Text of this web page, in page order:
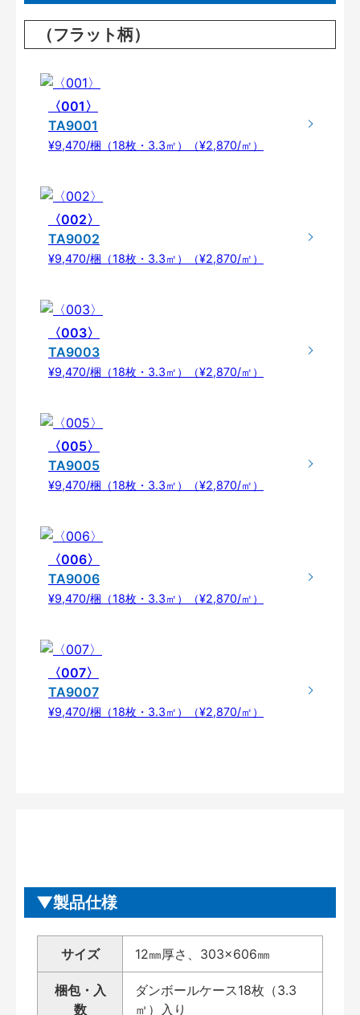
（フラット柄）
〈001〉
TA9001
¥9,470/梱（18枚・3.3㎡）（¥2,870/㎡）
〈002〉
TA9002
¥9,470/梱（18枚・3.3㎡）（¥2,870/㎡）
〈003〉
TA9003
¥9,470/梱（18枚・3.3㎡）（¥2,870/㎡）
〈005〉
TA9005
¥9,470/梱（18枚・3.3㎡）（¥2,870/㎡）
〈006〉
TA9006
¥9,470/梱（18枚・3.3㎡）（¥2,870/㎡）
〈007〉
TA9007
¥9,470/梱（18枚・3.3㎡）（¥2,870/㎡）
製品仕様
サイズ 12㎜厚さ、303×606㎜
梱包・入
数
ダンボールケース18枚（3.3
㎡）入り